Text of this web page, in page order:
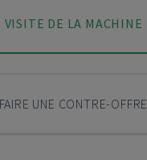
VISITE DE LA MACHINE
FAIRE UNE CONTRE-OFFRE